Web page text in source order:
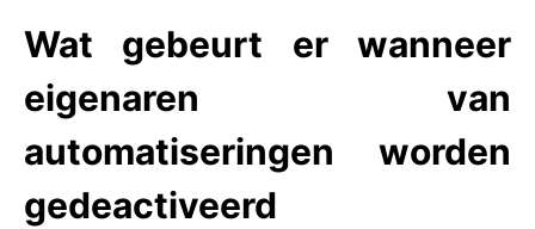
Wat gebeurt er wanneer
eigenaren van
automatiseringen worden
gedeactiveerd